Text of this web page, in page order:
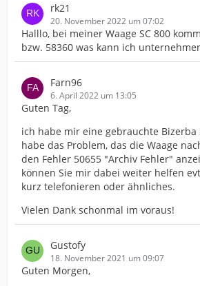
rk21
20. November 2022 um 07:02
Halllo, bei meiner Waage SC 800
bzw. 58360 was kann ich
Farn96
6. April 2022 um 13:05
Guten Tag,
ich habe mir eine gebrauchte Bizerba
habe das Problem, das die Waage
den Fehler 50655 "Archiv Fehler"
können Sie mir dabei weiter helfen
kurz telefonieren oder ähnliches.
Vielen Dank schonmal im voraus!
Gustofy
18. November 2021 um 09:07
Guten Morgen,